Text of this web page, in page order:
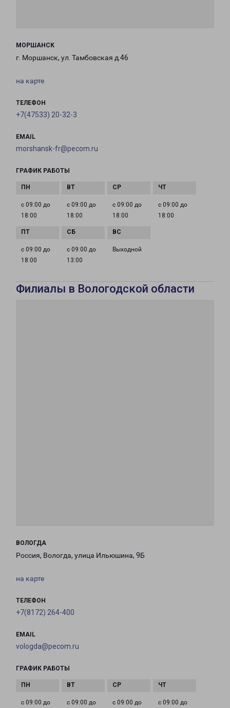
МОРШАНСК
г. Моршанск, ул. Тамбовская д.46
на карте
ТЕЛЕФОН
+7(47533) 20-32-3
EMAIL
morshansk-fr@pecom.ru
ГРАФИК РАБОТЫ
с 09:00 до
18:00
с 09:00 до
18:00
с 09:00 до
18:00
с 09:00 до
18:00
с 09:00 до
18:00
с 09:00 до
13:00
Выходной
Филиалы в Вологодской области
ВОЛОГДА
Россия, Вологда, улица Ильюшина, 9Б
на карте
ТЕЛЕФОН
+7(8172) 264-400
EMAIL
vologda@pecom.ru
ГРАФИК РАБОТЫ
с 09:00 до с 09:00 до с 09:00 до с 09:00 до